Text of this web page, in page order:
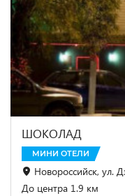
ШОКОЛАД
МИНИ ОТЕЛИ
Новороссийск, ул.
До центра 1.9 км